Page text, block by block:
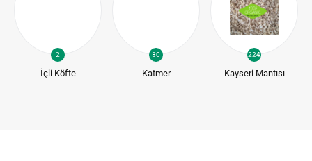
2
İçli Köfte
30
Katmer
224
Kayseri Mantısı